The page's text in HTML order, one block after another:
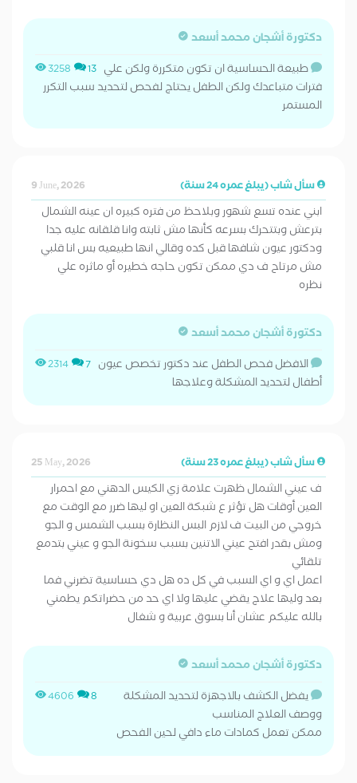
دكتورة أشجان محمد أسعد
3258 13 طبيعة الحساسية ان تكون متكررة ولكن علي
فترات متباعدك ولكن الطفل يحتاج لفحص لتحديد سبب التكرر
المستمر
سأل شاب (يبلغ عمره 24 سنة) 9 June, 2026
ابني عنده تسع شهور وبلاحظ من فتره كبيره ان عينه الشمال
بترعش وبتتحرك بسرعه كأنها مش ثابته وانا قلقانه عليه جدا
ودكتور عيون شافها قبل كده وقالي انها طبيعيه بس انا قلبي
مش مرتاح ف دي ممكن تكون حاجه خطيره أو ماثره علي
نظره
دكتورة أشجان محمد أسعد
2314 7 الافضل فحص الطفل عند دكتور تخصص عيون
أطفال لتحديد المشكلة وعلاجها
سأل شاب (يبلغ عمره 23 سنة) 25 May, 2026
ف عيني الشمال ظهرت علامة زي الكيس الدهني مع احمرار
العين أوقات هل تؤثر ع شبكة العين او ليها ضرر مع الوقت مع
خروجي من البيت ف لازم البس النظارة بسبب الشمس و الجو
ومش بقدر افتح عيني الاتنين بسبب سخونة الجو و عيني بتدمع
تلقائي
اعمل اي و اي السبب في كل ده هل دي حساسية تضرني فما
بعد وليها علاج يقضي عليها ولا اي حد من حضراتكم يطمني
بالله عليكم عشان أنا بسوق عربية و شغال
دكتورة أشجان محمد أسعد
4606 8
يفضل الكشف بالاجهزة لتحديد المشكلة
ووصف العلاج المناسب
ممكن تعمل كمادات ماء دافي لحين الفحص